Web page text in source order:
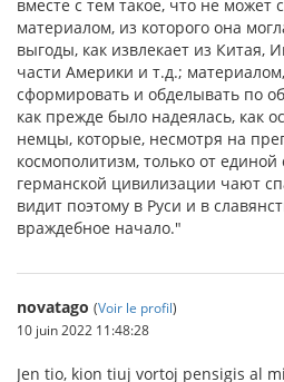
вместе с тем такое, что не может
материалом, из которого она
выгоды, как извлекает из Китая,
части Америки и т.д.;
сформировать и обделывать по
как прежде было надеялась, как
немцы, которые, несмотря на
космополитизм, только от единой
германской цивилизации чают
видит поэтому в Руси и в
враждебное начало."
novatago (Voir le profil)
10 juin 2022 11:48:28
Jen tio, kion tiuj vortoj pensigis al